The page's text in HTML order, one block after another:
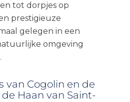
tot dorpjes op
prestigieuze
gelegen in een
omgeving
van Cogolin en de
Haan van Saint-